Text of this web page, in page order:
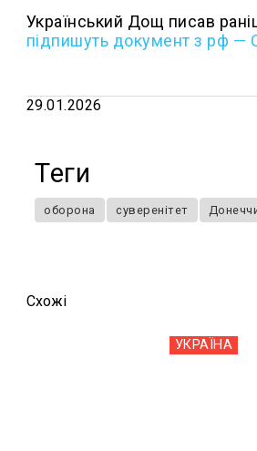
Український Дощ писав
підпишуть документ з рф —
29.01.2026
Теги
оборона суверенітет
Схожi
УКРАЇНА